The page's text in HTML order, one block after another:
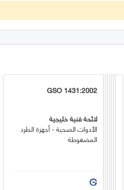
GSO 1431:2002
لائحة فنية خليجية
الأدوات الصحية - أجهزة الطرد
المضغوطة